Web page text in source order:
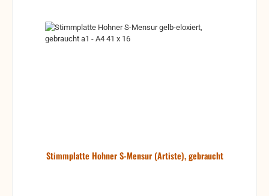
Stimmplatte Hohner S-Mensur (Artiste), gebraucht